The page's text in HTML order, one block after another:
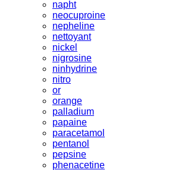
napht
neocuproine
nepheline
nettoyant
nickel
nigrosine
ninhydrine
nitro
or
orange
palladium
papaine
paracetamol
pentanol
pepsine
phenacetine